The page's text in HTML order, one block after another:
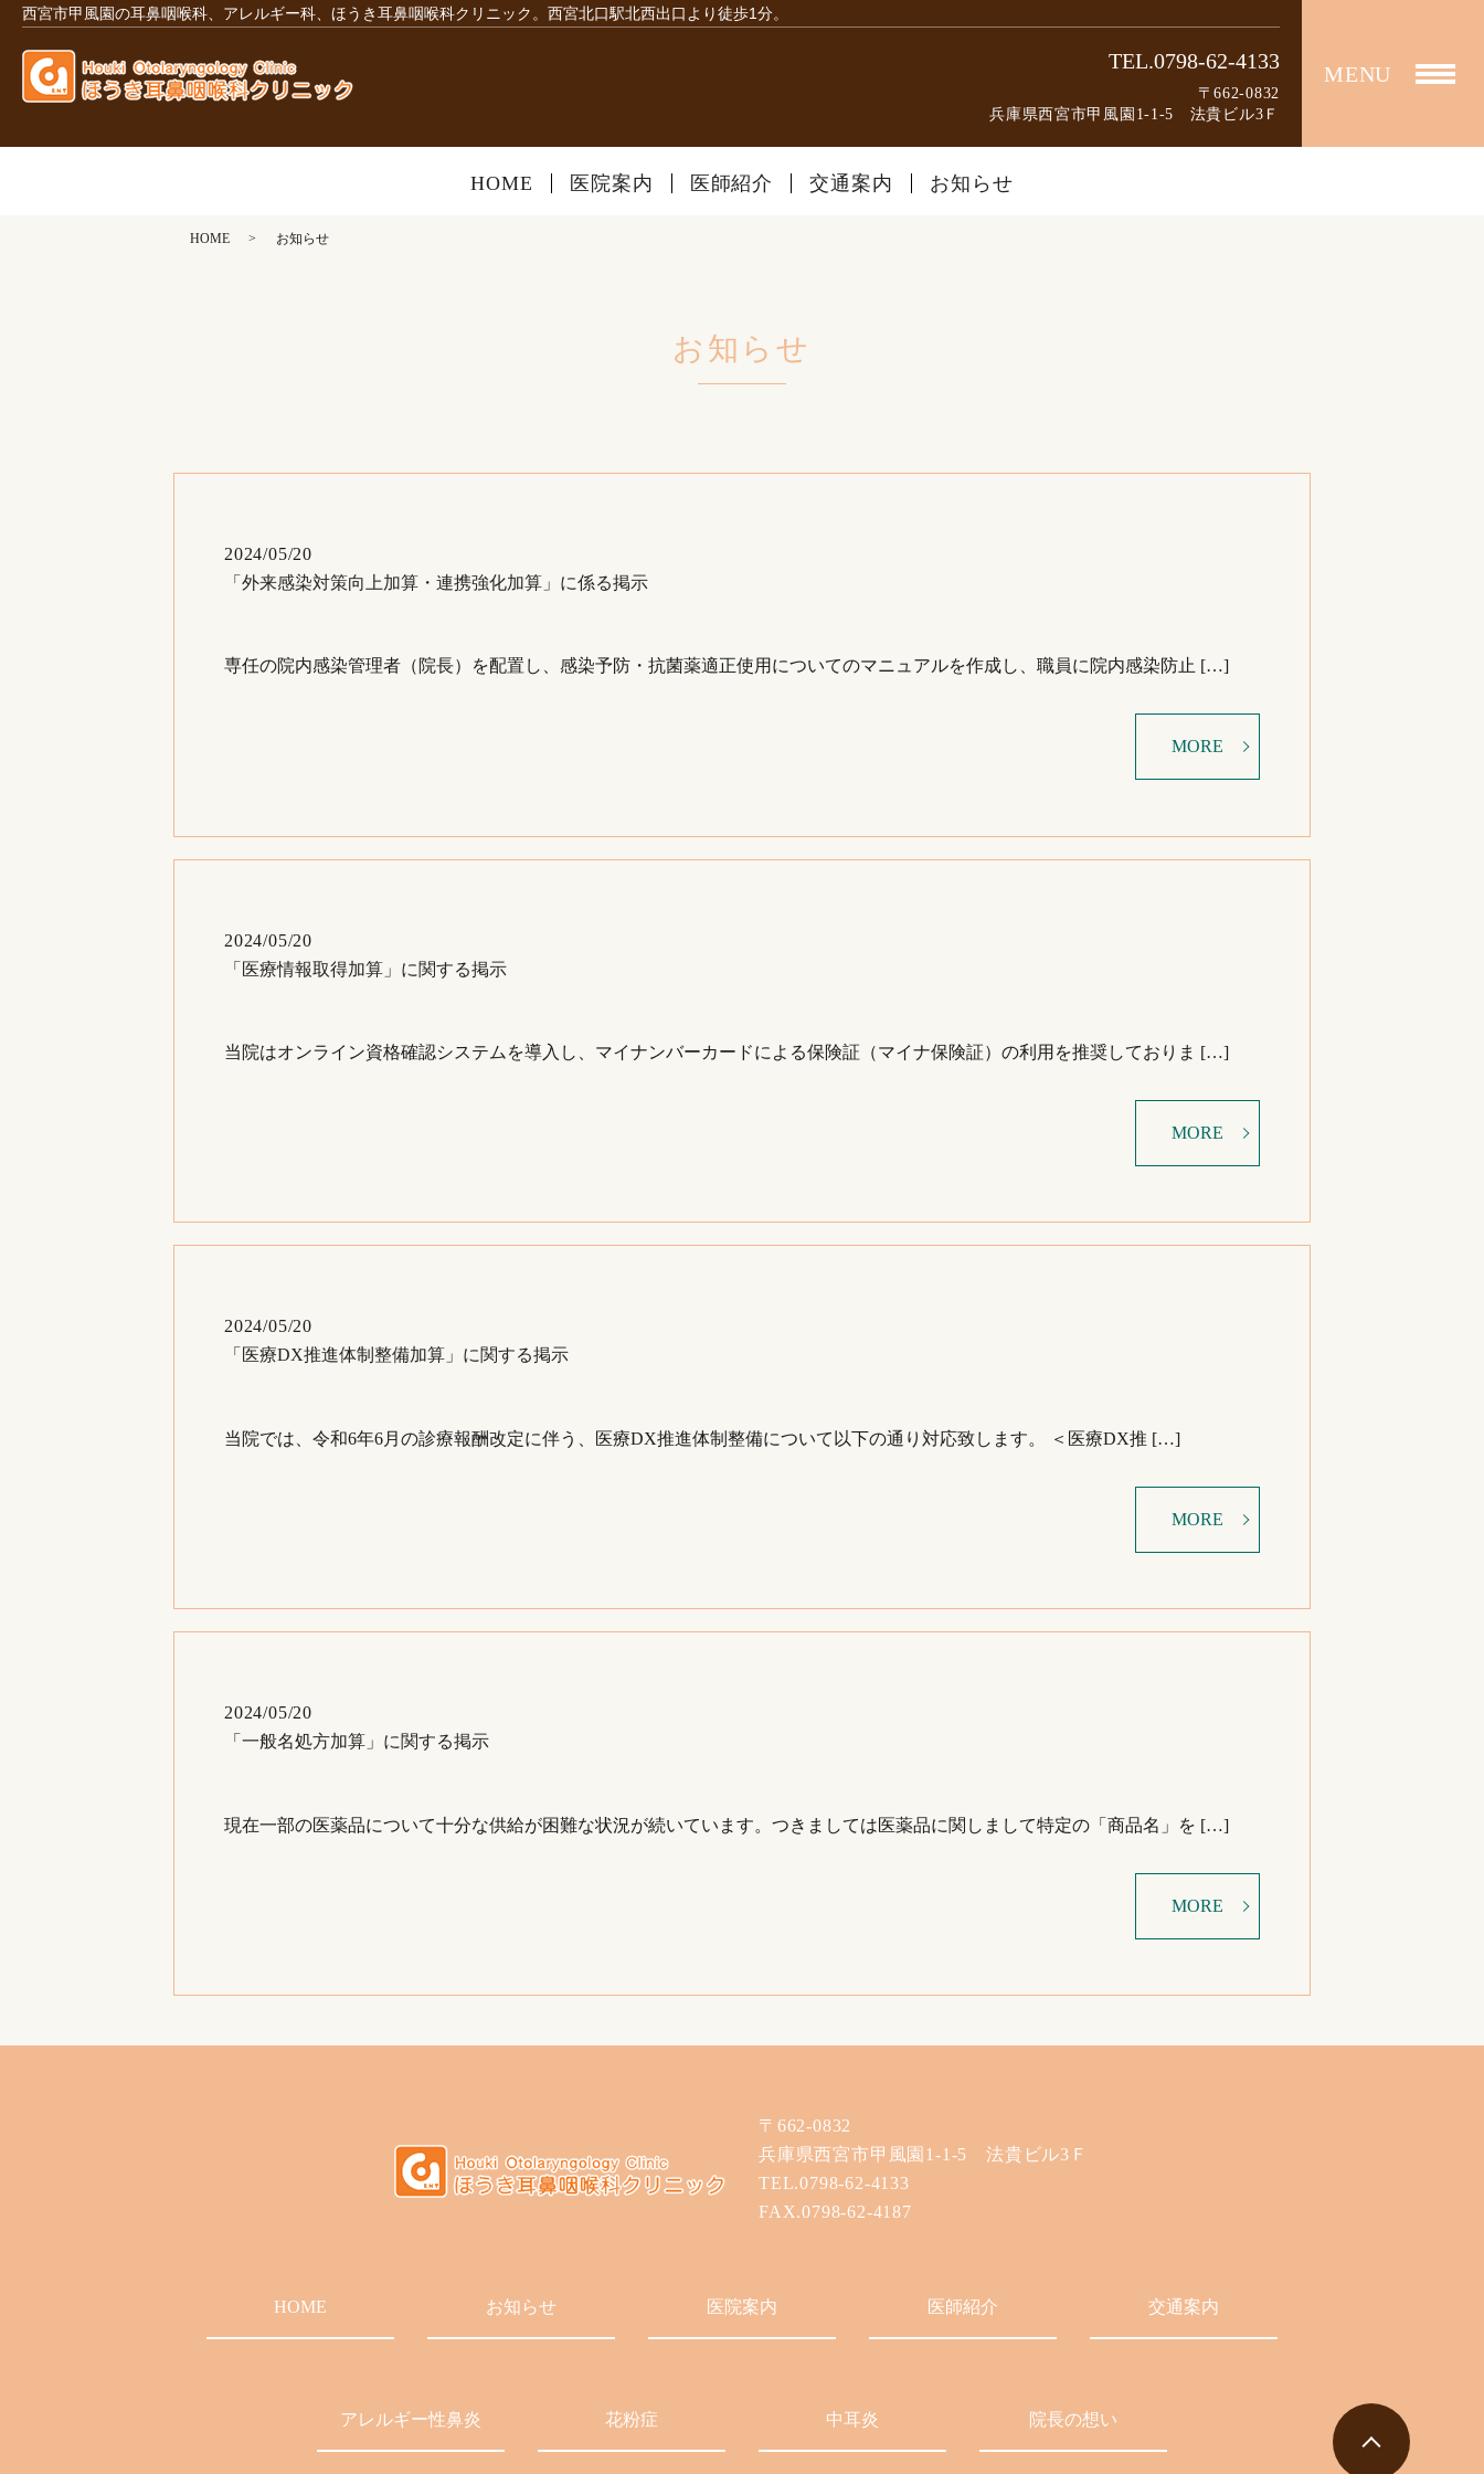
西宮市甲風園の耳鼻咽喉科、アレルギー科、ほうき耳鼻咽喉科クリニック。西宮北口駅北西出口より徒歩1分。
TEL.0798-62-4133
〒662-0832
兵庫県西宮市甲風園1-1-5 法貴ビル3Ｆ
MENU
HOME 医院案内 医師紹介 交通案内 お知らせ
HOME お知らせ
お知らせ
2024/05/20
「外来感染対策向上加算・連携強化加算」に係る掲示
専任の院内感染管理者（院長）を配置し、感染予防・抗菌薬適正使用についてのマニュアルを作成し、職員に院内感染防止 […]
MORE
2024/05/20
「医療情報取得加算」に関する掲示
当院はオンライン資格確認システムを導入し、マイナンバーカードによる保険証（マイナ保険証）の利用を推奨しておりま […]
MORE
2024/05/20
「医療DX推進体制整備加算」に関する掲示
当院では、令和6年6月の診療報酬改定に伴う、医療DX推進体制整備について以下の通り対応致します。 ＜医療DX推 […]
MORE
2024/05/20
「一般名処方加算」に関する掲示
現在一部の医薬品について十分な供給が困難な状況が続いています。つきましては医薬品に関しまして特定の「商品名」を […]
MORE
〒662-0832
兵庫県西宮市甲風園1-1-5 法貴ビル3Ｆ
TEL.0798-62-4133
FAX.0798-62-4187
HOME お知らせ 医院案内 医師紹介 交通案内
アレルギー性鼻炎 花粉症 中耳炎 院長の想い